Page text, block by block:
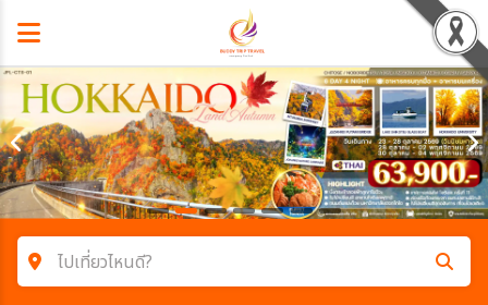
ไปเที่ยวไหนดี?